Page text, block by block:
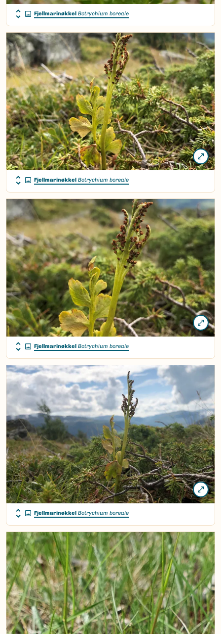
Fjellmarinøkkel Botrychium boreale
Fjellmarinøkkel Botrychium boreale
Fjellmarinøkkel Botrychium boreale
Fjellmarinøkkel Botrychium boreale